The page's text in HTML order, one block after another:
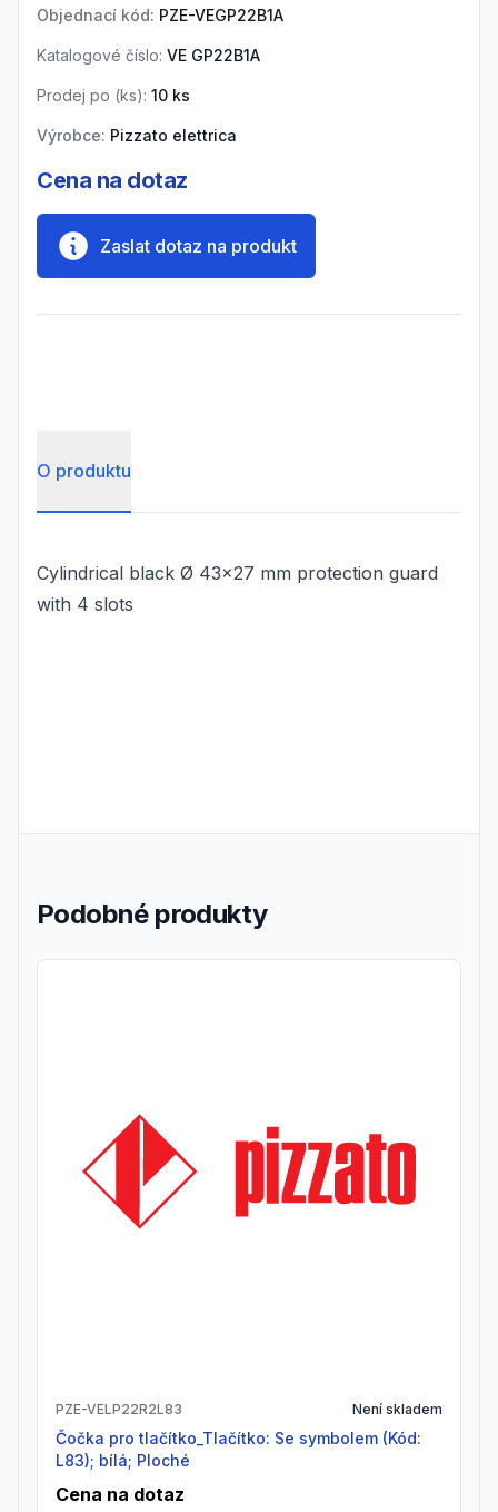
Objednací kód: PZE-VEGP22B1A
Katalogové číslo: VE GP22B1A
Prodej po (ks): 10 ks
Výrobce: Pizzato elettrica
Cena na dotaz
Zaslat dotaz na produkt
O produktu
Cylindrical black Ø 43x27 mm protection guard
with 4 slots
Podobné produkty
PZE-VELP22R2L83 Není skladem
Čočka pro tlačítko_Tlačítko: Se symbolem (Kód:
L83); bílá; Ploché
Cena na dotaz